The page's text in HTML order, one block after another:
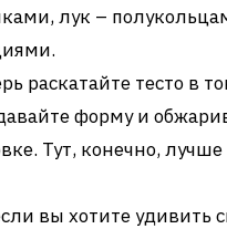
лук –
раскатайте тесто в
форму и
Тут, конечно,
вы хотите удивить